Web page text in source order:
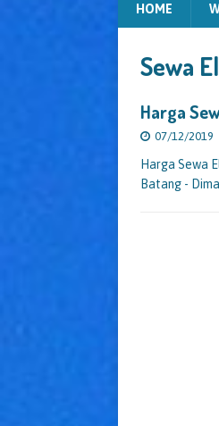
HOME
Sewa
Harga
07/12/2019
Harga Sewa
Batang -